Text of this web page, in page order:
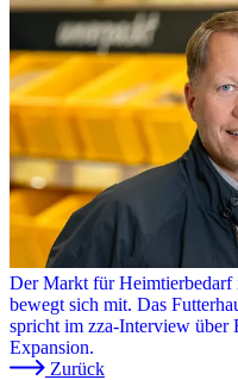
Der Markt für Heimtierbedarf
bewegt sich mit. Das
spricht im zza-Interview über
Expansion.
Zurück